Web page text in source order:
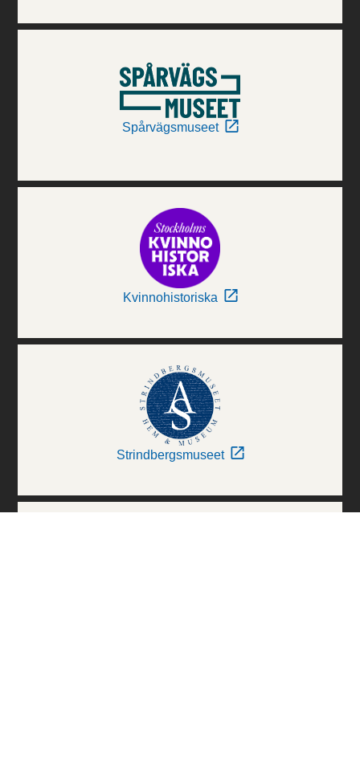
Spårvägsmuseet
Kvinnohistoriska
Strindbergsmuseet